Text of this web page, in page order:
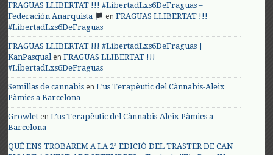
FRAGUAS LLIBERTAT !!! #LibertadLxs6DeFraguas –
Federación Anarquista
enFRAGUAS LLIBERTAT !!!
#LibertadLxs6DeFraguas
FRAGUAS LLIBERTAT !!! #LibertadLxs6DeFraguas |
KanPasqualenFRAGUAS LLIBERTAT !!!
#LibertadLxs6DeFraguas
Semillas de cannabis enL’us Terapèutic del Cànnabis-Aleix
Pàmies a Barcelona
Growlet enL’us Terapèutic del Cànnabis-Aleix Pàmies a
Barcelona
QUÈ ENS TROBAREM A LA 2ª EDICIÓ DEL TRASTER DE CAN